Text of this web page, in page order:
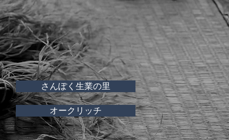
さんぽく生業の里
オークリッチ